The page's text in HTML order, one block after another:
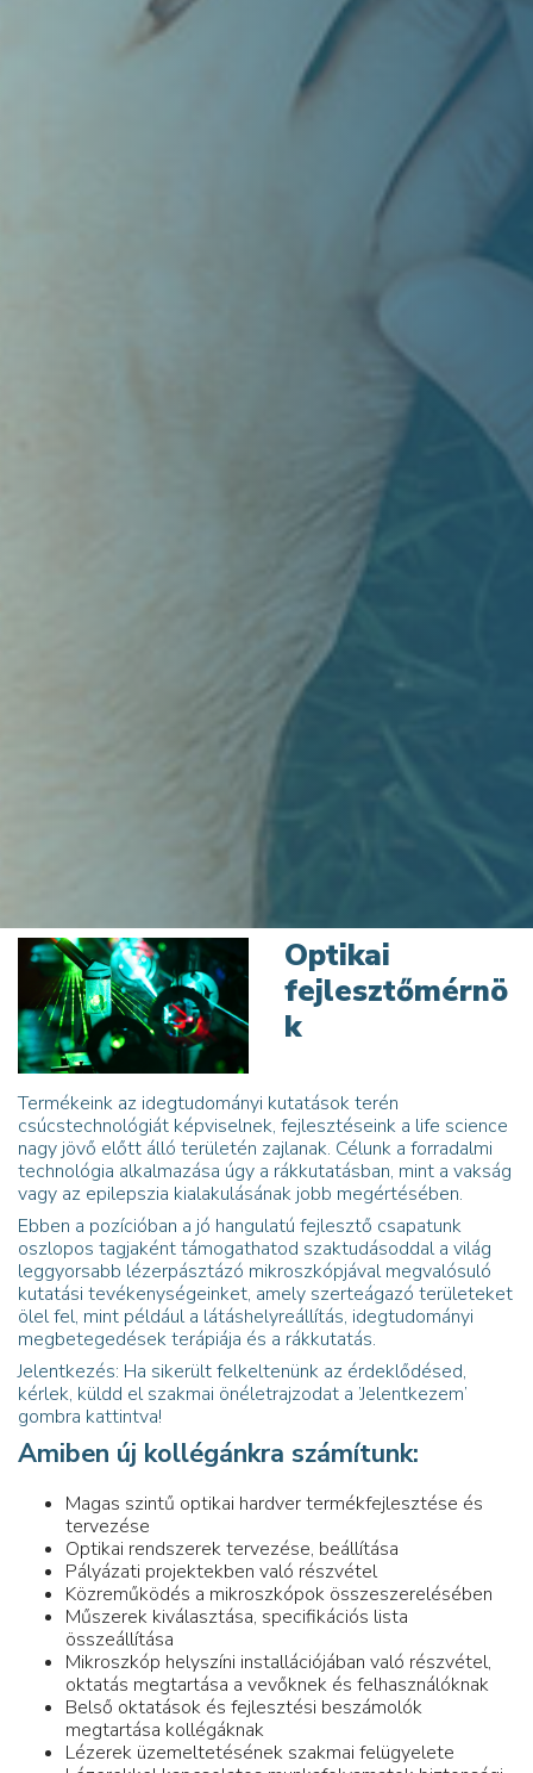
Optikai
fejlesztőmérnö
k
Termékeink az idegtudományi kutatások terén
csúcstechnológiát képviselnek, fejlesztéseink a life science
nagy jövő előtt álló területén zajlanak. Célunk a forradalmi
technológia alkalmazása úgy a rákkutatásban, mint a vakság
vagy az epilepszia kialakulásának jobb megértésében.
Ebben a pozícióban a jó hangulatú fejlesztő csapatunk
oszlopos tagjaként támogathatod szaktudásoddal a világ
leggyorsabb lézerpásztázó mikroszkópjával megvalósuló
kutatási tevékenységeinket, amely szerteágazó területeket
ölel fel, mint például a látáshelyreállítás, idegtudományi
megbetegedések terápiája és a rákkutatás.
Jelentkezés: Ha sikerült felkeltenünk az érdeklődésed,
kérlek, küldd el szakmai önéletrajzodat a ’Jelentkezem’
gombra kattintva!
Amiben új kollégánkra számítunk:
Magas szintű optikai hardver termékfejlesztése és
tervezése
Optikai rendszerek tervezése, beállítása
Pályázati projektekben való részvétel
Közreműködés a mikroszkópok összeszerelésében
Műszerek kiválasztása, specifikációs lista
összeállítása
Mikroszkóp helyszíni installációjában való részvétel,
oktatás megtartása a vevőknek és felhasználóknak
Belső oktatások és fejlesztési beszámolók
megtartása kollégáknak
Lézerek üzemeltetésének szakmai felügyelete